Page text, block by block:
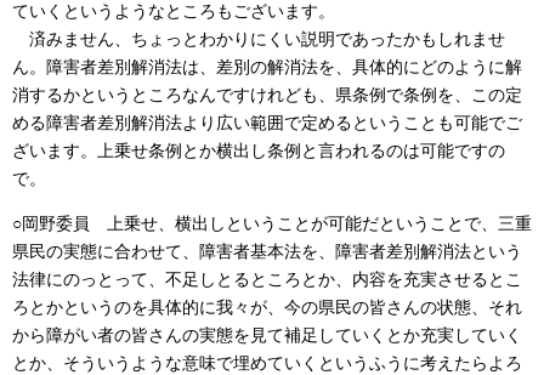
ていくというようなところもございます。
済みません、ちょっとわかりにくい説明であったかもしれませ
ん。障害者差別解消法は、差別の解消法を、具体的にどのように解
消するかというところなんですけれども、県条例で条例を、この定
める障害者差別解消法より広い範囲で定めるということも可能でご
ざいます。上乗せ条例とか横出し条例と言われるのは可能ですの
で。
○岡野委員 上乗せ、横出しということが可能だということで、三重
県民の実態に合わせて、障害者基本法を、障害者差別解消法という
法律にのっとって、不足しとるところとか、内容を充実させるとこ
ろとかというのを具体的に我々が、今の県民の皆さんの状態、それ
から障がい者の皆さんの実態を見て補足していくとか充実していく
とか、そういうような意味で埋めていくというふうに考えたらよろ